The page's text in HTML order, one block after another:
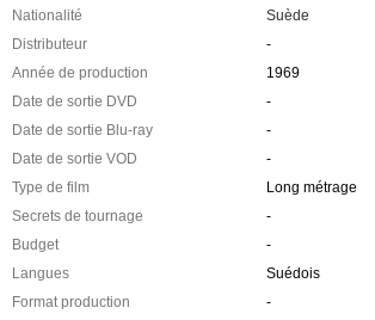
Nationalité
Suède
Distributeur
-
Année de production
1969
Date de sortie DVD
-
Date de sortie Blu-ray
-
Date de sortie VOD
-
Type de film
Long métrage
Secrets de tournage
-
Budget
-
Langues
Suédois
Format production
-